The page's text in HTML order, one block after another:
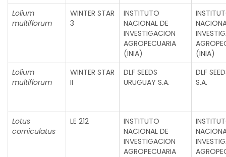
Lolium
multiflorum
WINTER STAR
3
INSTITUTO
NACIONAL DE
INVESTIGACION
AGROPECUARIA
(INIA)
(INIA)
Lolium
multiflorum
WINTER STAR
II
DLF SEEDS
URUGUAY S.A.
DLF
S.A.
Lotus
corniculatus
LE 212
INSTITUTO
NACIONAL DE
INVESTIGACION
AGROPECUARIA